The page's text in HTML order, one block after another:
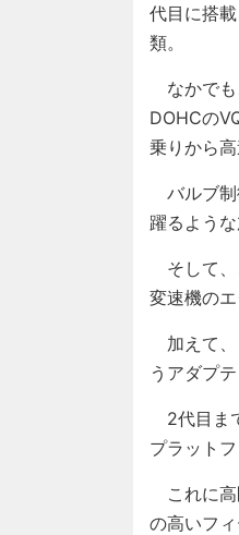
代目に搭
類。
なかでも
DOHCの
乗りから
バルブ制
躍るよう
そして、
変速機の
加えて、
うアダプ
2代目ま
プラット
これに高
の高いフ